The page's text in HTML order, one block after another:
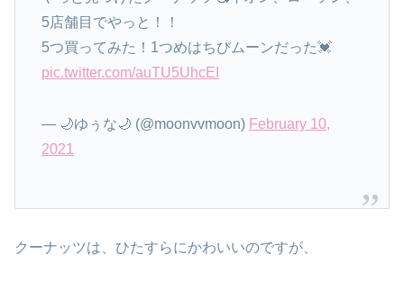
5店舗目でやっと！！
5つ買ってみた！1つめはちびムーンだった💓
pic.twitter.com/auTU5UhcEI
— 🌙ゆぅな🌙 (@moonvvmoon) February 10,
2021
クーナッツは、ひたすらにかわいいのですが、